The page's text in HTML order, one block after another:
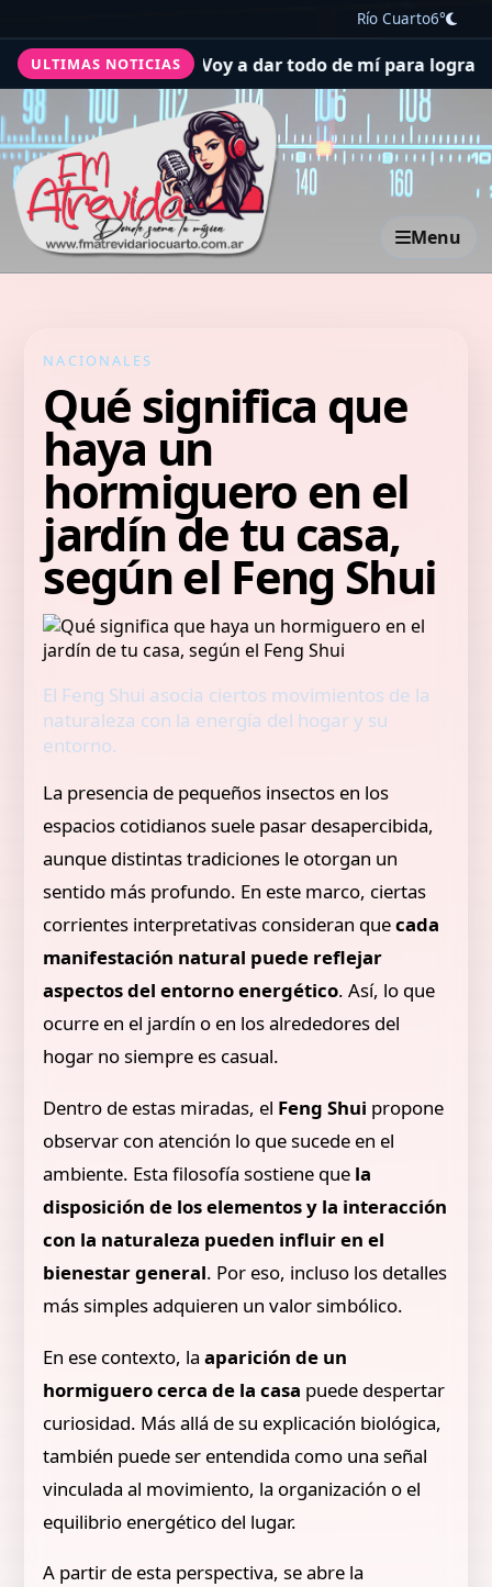
Río Cuarto6°
ULTIMAS NOTICIAS
a Boca: "Voy a dar todo de mí para lograr
Menu
NACIONALES
Qué significa que
haya un
hormiguero en el
jardín de tu casa,
según el Feng Shui
El Feng Shui asocia ciertos movimientos de la
naturaleza con la energía del hogar y su
entorno.
La presencia de pequeños insectos en los
espacios cotidianos suele pasar desapercibida,
aunque distintas tradiciones le otorgan un
sentido más profundo. En este marco, ciertas
corrientes interpretativas consideran quecada
manifestación natural puede reflejar
aspectos del entorno energético. Así, lo que
ocurre en el jardín o en los alrededores del
hogar no siempre es casual.
Dentro de estas miradas, el Feng Shui propone
observar con atención lo que sucede en el
ambiente. Esta filosofía sostiene que la
disposición de los elementos y la interacción
con la naturaleza pueden influir en el
bienestar general. Por eso, incluso los detalles
más simples adquieren un valor simbólico.
En ese contexto, laaparición de un
hormiguero cerca de la casa puede despertar
curiosidad. Más allá de su explicación biológica,
también puede ser entendida como una señal
vinculada al movimiento, la organización o el
equilibrio energético del lugar.
A partir de esta perspectiva, se abre la